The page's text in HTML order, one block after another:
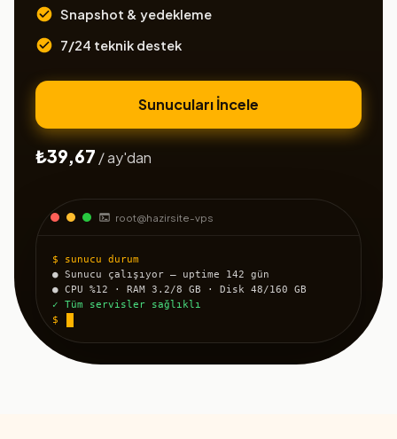
root@hazirsite-vps
$ sunucu durum
● Sunucu çalışıyor — uptime 142 gün
● CPU %12 · RAM 3.2/8 GB · Disk 48/160 GB
✓ Tüm servisler sağlıklı
$
Snapshot & yedekleme
7/24 teknik destek
Sunucuları İncele
₺39,67 / ay'dan